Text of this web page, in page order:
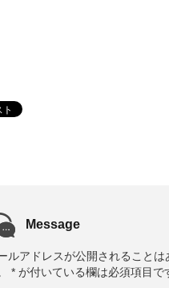
Message
ルアドレスが公開されることは
* が付いている欄は必須項目で